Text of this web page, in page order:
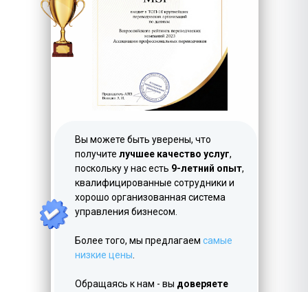
LET'S GO!
Вы можете быть уверены, что
получите лучшее качество услуг,
поскольку у нас есть 9-летний опыт,
квалифицированные сотрудники и
хорошо организованная система
управления бизнесом.
Более того, мы предлагаем самые
низкие цены
Обращаясь к нам - вы доверяете